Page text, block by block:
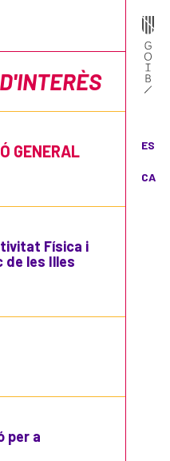
ES
CA
GENERAL
Física i
de les Illes
per a